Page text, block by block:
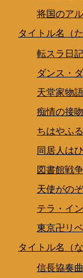
将国のア
タイトル名（
転スラ日記
ダンス・
天堂家物語
痴情の接吻
ちはやふる
同居人は
図書館戦
天使がの
テラ・イ
東京卍リ
タイトル名（
信長協奏曲